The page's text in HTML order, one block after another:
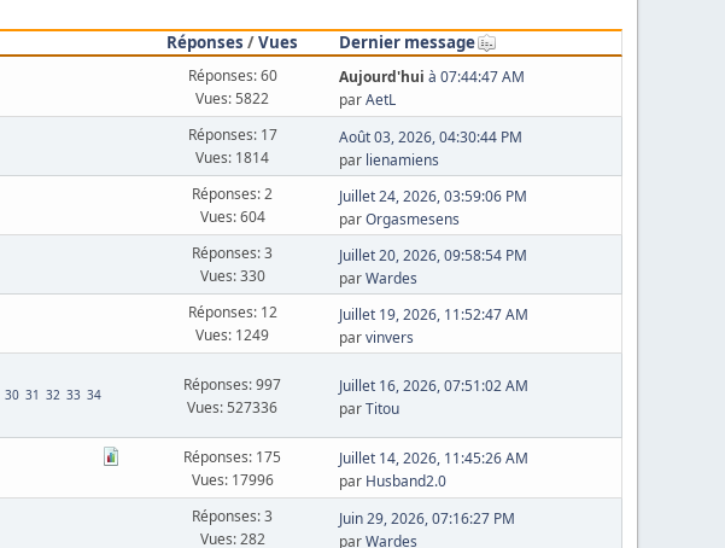
Réponses /Vues
Dernier message
Réponses: 60
Vues: 5822
Aujourd'hui à 07:44:47 AM
parAetL
Réponses: 17
Vues: 1814
Août 03, 2026, 04:30:44 PM
par lienamiens
Réponses: 2
Vues: 604
Juillet 24, 2026, 03:59:06 PM
parOrgasmesens
Réponses: 3
Vues: 330
Juillet 20, 2026, 09:58:54 PM
parWardes
Réponses: 12
Vues: 1249
Juillet 19, 2026, 11:52:47 AM
parvinvers
30 31 32 33 34
Réponses: 997
Vues: 527336
Juillet 16, 2026, 07:51:02 AM
parTitou
Réponses: 175
Vues: 17996
Juillet 14, 2026, 11:45:26 AM
par Husband2.0
Réponses: 3
Vues: 282
Juin 29, 2026, 07:16:27 PM
parWardes